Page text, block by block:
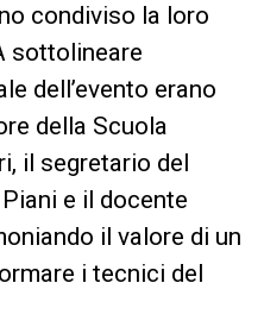
condiviso la loro
sottolineare
dell’evento erano
della Scuola
il segretario del
e il docente
il valore di un
i tecnici del